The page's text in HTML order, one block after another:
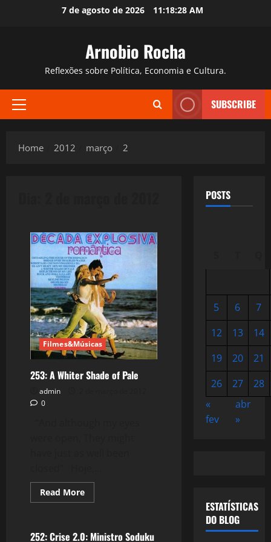
7 de agosto de 2026 11:18:29 AM
Arnobio Rocha
Reflexões sobre Política, Economia e Cultura.
Primary
SUBSCRIBE
Home 2012 março 2
Filmes&Músicas
253: A Whiter Shade of Pale
admin
0
Read MoreRead
more
Whiter
Crise 2.0
252: Crise 2.0: Ministro Soduku
POSTS
5 6
7
12
13
14
19
20
21
26
27
28
«
fev
abr
»
ESTATÍSTICAS
DO BLOG